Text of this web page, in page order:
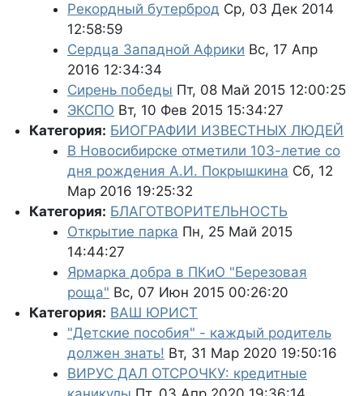
Рекордный бутерброд Ср, 03 Дек 2014
12:58:59
Сердца Западной Африки Вс, 17 Апр
2016 12:34:34
Сирень победы Пт, 08 Май 2015 12:00:25
ЭКСПО Вт, 10 Фев 2015 15:34:27
Категория: БИОГРАФИИ ИЗВЕСТНЫХ ЛЮДЕЙ
В Новосибирске отметили 103-летие со
дня рождения А.И. Покрышкина Сб, 12
Мар 2016 19:25:32
Категория: БЛАГОТВОРИТЕЛЬНОСТЬ
Открытие парка Пн, 25 Май 2015
14:44:27
Ярмарка добра в ПКиО "Березовая
роща" Вс, 07 Июн 2015 00:26:20
Категория: ВАШ ЮРИСТ
"Детские пособия" - каждый родитель
должен знать! Вт, 31 Мар 2020 19:50:16
ВИРУС ДАЛ ОТСРОЧКУ: кредитные